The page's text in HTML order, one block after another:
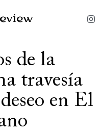
de la
travesía
en El